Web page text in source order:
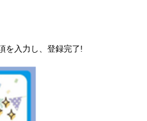
を入力し、登録完了!